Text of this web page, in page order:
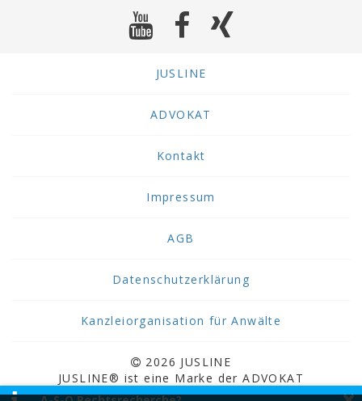
JUSLINE
ADVOKAT
Kontakt
Impressum
AGB
Datenschutzerklärung
Kanzleiorganisation für Anwälte
2026 JUSLINE
JUSLINE® ist eine Marke der ADVOKAT
Unternehmensberatung Greiter & Greiter GmbH.